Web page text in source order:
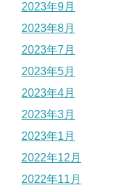
2023年9月
2023年8月
2023年7月
2023年5月
2023年4月
2023年3月
2023年1月
2022年12月
2022年11月